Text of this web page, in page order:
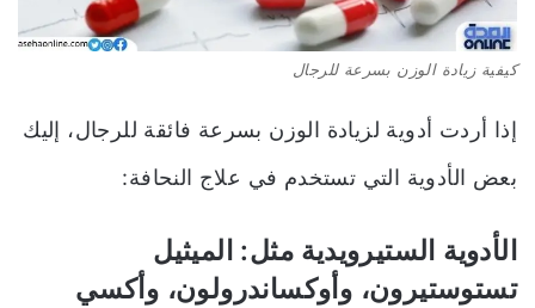
كيفية زيادة الوزن بسرعة للرجال
إذا أردت أدوية لزيادة الوزن بسرعة فائقة للرجال، إليك
بعض الأدوية التي تستخدم في علاج النحافة:
الأدوية الستيرويدية مثل: الميثيل
تستوستيرون، وأوكساندرولون، وأكسي